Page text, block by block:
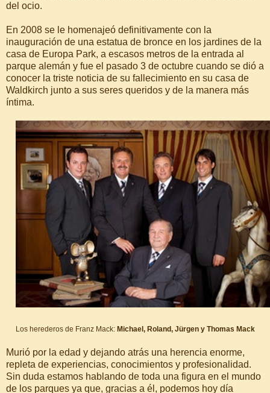
del ocio.
En 2008 se le homenajeó definitivamente con la
inauguración de una estatua de bronce en los jardines de la
casa de Europa Park, a escasos metros de la entrada al
parque alemán y fue el pasado 3 de octubre cuando se dió a
conocer la triste noticia de su fallecimiento en su casa de
Waldkirch junto a sus seres queridos y de la manera más
íntima.
Los herederos de Franz Mack: Michael, Roland, Jürgen y Thomas Mack
Murió por la edad y dejando atrás una herencia enorme,
repleta de experiencias, conocimientos y profesionalidad.
Sin duda estamos hablando de toda una figura en el mundo
de los parques ya que, gracias a él, podemos hoy día